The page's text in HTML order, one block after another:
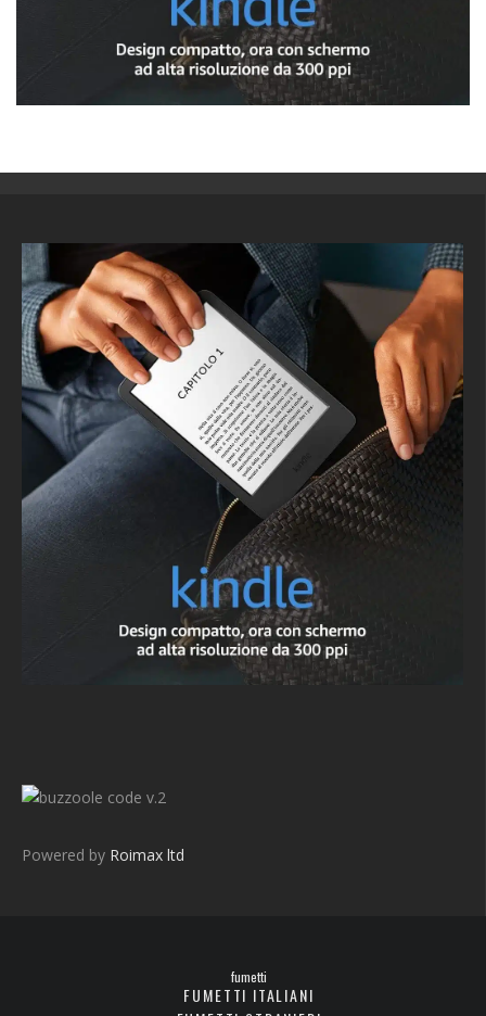
v.2
Powered by Roimax ltd
fumetti
FUMETTI ITALIANI